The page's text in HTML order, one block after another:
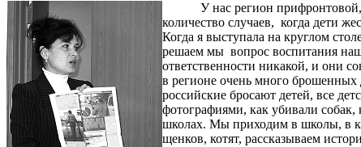
У нас регион
количество случаев, когда дети
Когда я выступала на круглом
решаем мы вопрос воспитания
ответственности никакой, и они
в регионе очень много брошенных
российские бросают детей, все
фотографиями, как убивали
школах. Мы приходим в школы, в
щенков, котят, рассказываем